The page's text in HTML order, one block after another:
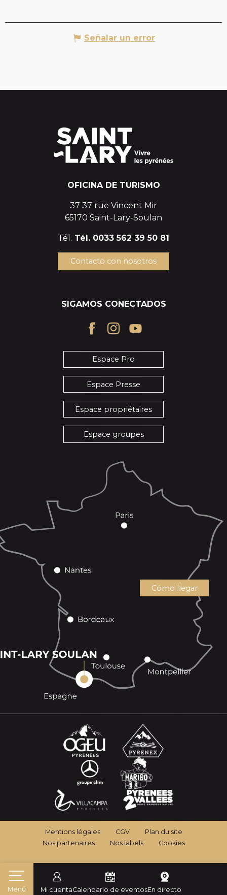
Mi cuentaCalendario de eventosEn directo
Menú
Señalar un error
OFICINA DE TURISMO
37 37 rue Vincent Mir
65170 Saint-Lary-Soulan
Tél. Tél. 0033 562 39 50 81
Contacto con nosotros
SIGAMOS CONECTADOS
Espace Pro
Espace Presse
Espace propriétaires
Espace groupes
Cómo llegar
Mentions légales CGV
Plan du site
Nos partenaires
Nos labels Cookies